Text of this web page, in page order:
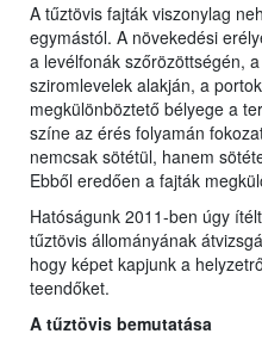
A tűztövis fajták viszonylag
egymástól. A növekedési
a levélfonák szőrözöttségén,
sziromlevelek alakján, a
megkülönböztető bélyege a
színe az érés folyamán
nemcsak sötétül, hanem
Ebből eredően a fajták
Hatóságunk 2011-ben úgy
tűztövis állományának
hogy képet kapjunk a
teendőket.
A tűztövis bemutatása